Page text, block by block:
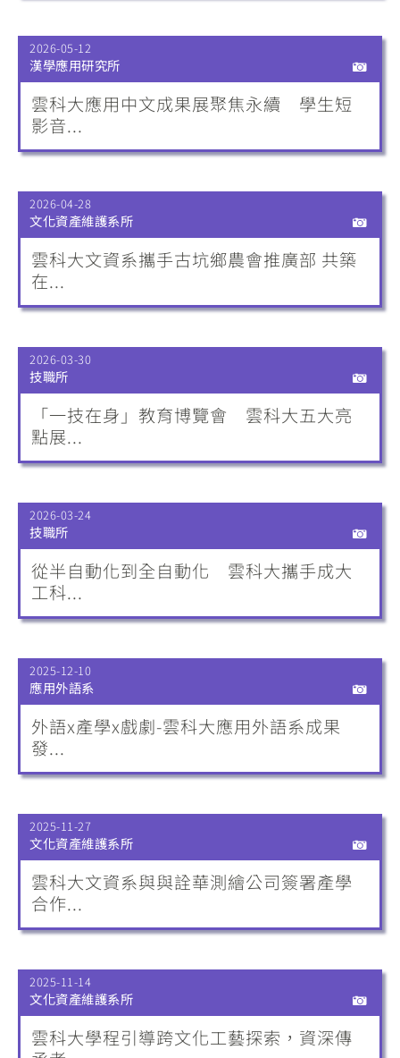
2026-05-12
漢學應用研究所
雲科大應用中文成果展聚焦永續 學生短
影音...
2026-04-28
文化資產維護系所
雲科大文資系攜手古坑鄉農會推廣部 共築
在...
2026-03-30
技職所
「一技在身」教育博覽會 雲科大五大亮
點展...
2026-03-24
技職所
從半自動化到全自動化 雲科大攜手成大
工科...
2025-12-10
應用外語系
外語x產學x戲劇-雲科大應用外語系成果
發...
2025-11-27
文化資產維護系所
雲科大文資系與與詮華測繪公司簽署產學
合作...
2025-11-14
文化資產維護系所
雲科大學程引導跨文化工藝探索，資深傳